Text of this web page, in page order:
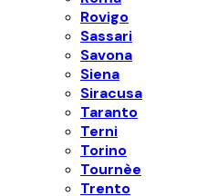
Rovigo
Sassari
Savona
Siena
Siracusa
Taranto
Terni
Torino
Tournèe
Trento